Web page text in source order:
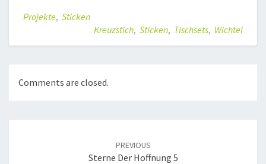
Projekte, Sticken
Kreuzstich, Sticken, Tischsets, Wichtel
Comments are closed.
PREVIOUS
Sterne Der Hoffnung 5